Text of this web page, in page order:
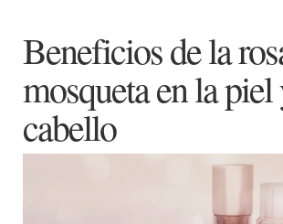
Beneficios de la
mosqueta en la
cabello